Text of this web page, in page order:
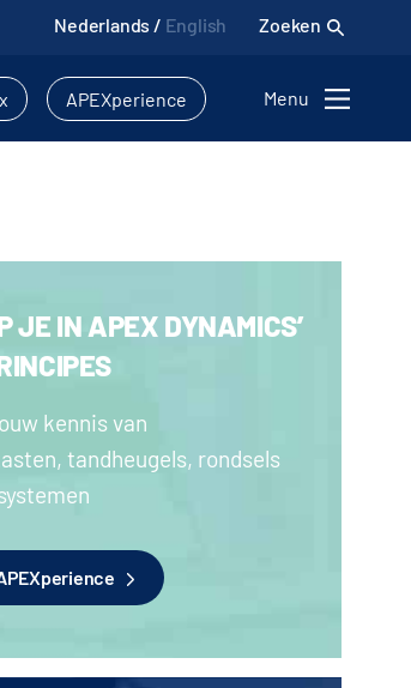
Nederlands / English Zoeken
APEXperience Menu
JE IN APEX DYNAMICS’
kennis van
tandheugels, rondsels